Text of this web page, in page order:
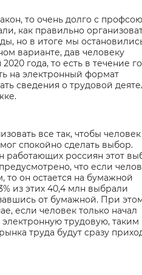
то очень долго с
как правильно
но в итоге мы
варианте, дав человеку
года, то есть в течение
на электронный формат
сведения о трудовой
все так, чтобы человек
спокойно сделать выбор.
работающих россиян этот
что если
он остается на бумажной
из этих 40,4 млн выбрали
от бумажной. При
если человек только начал
электронную трудовую, таким
труда будут сразу